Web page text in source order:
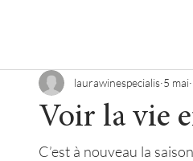
Voir la vie
laurawinespecialis 5 mai
C’est à nouveau la